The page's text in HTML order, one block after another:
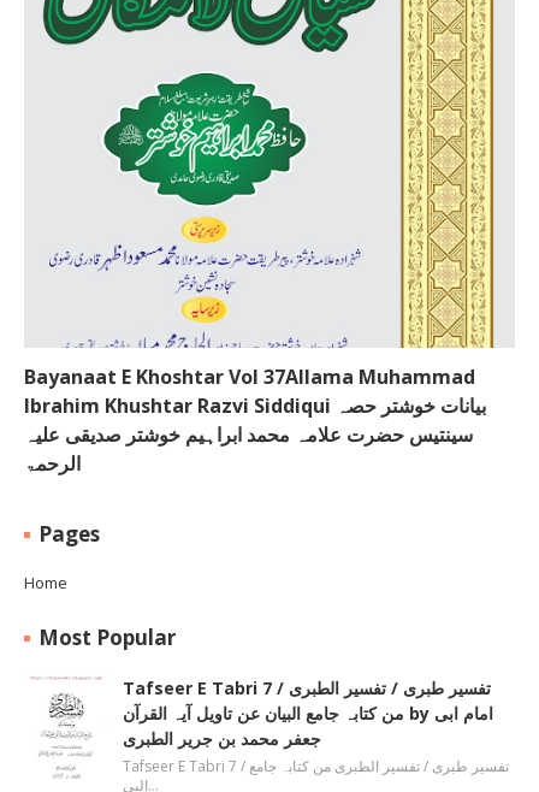
Bayanaat E Khoshtar Vol 37Allama Muhammad
Ibrahim Khushtar Razvi Siddiqui بیانات خوشتر حصہ
سینتیس حضرت علامہ محمد ابراہیم خوشتر صدیقی علیہ
الرحمۃ
Pages
Home
Most Popular
Tafseer E Tabri 7 / تفسیر طبری / تفسیر الطبری
من کتابہ جامع البیان عن تاویل آیہ القرآن by امام ابی
جعفر محمد بن جریر الطبری
Tafseer E Tabri 7 / تفسیر طبری / تفسیر الطبری من کتابہ جامع
البی…